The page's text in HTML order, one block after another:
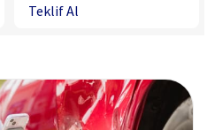
Teklif Al